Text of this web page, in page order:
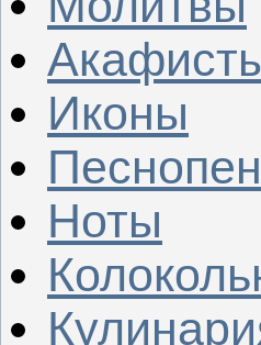
Иконы
Ноты